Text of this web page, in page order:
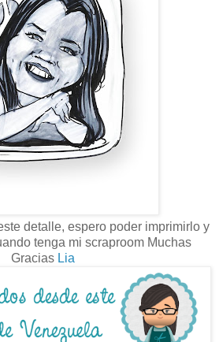
detalle, espero poder imprimirlo y
tenga mi scraproom Muchas
Gracias Lia